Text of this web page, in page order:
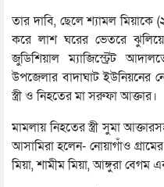
তার দাবি, ছেলে শ্যামল মিয়াকে
করে লাশ ঘরের ভেতরে ঝুলিয়ে
জুডিশিয়াল ম্যাজিস্ট্রেট
উপজেলার বাদাঘাট ইউনিয়নের
স্ত্রী ও নিহতের মা সরুফা আক্তার।
মামলায় নিহতের স্ত্রী সুমা
আসামিরা হলেন- নোয়াগাঁও
মিয়া, শামীম মিয়া, আঙ্গুরা বেগম